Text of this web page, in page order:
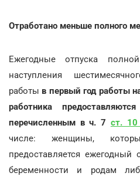
Отработано меньше полного
Ежегодные отпуска
наступления
работы в первый год работы
работника
перечисленным в ч. 7 ст. 10
числе: женщины,
предоставляется ежегодный
беременности и родам